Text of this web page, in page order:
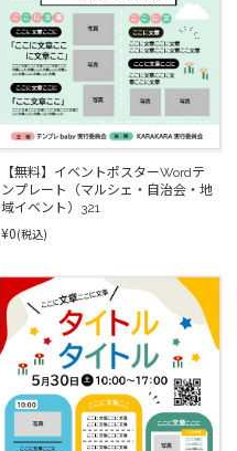
【無料】イベントポスターWordテ
ンプレート（マルシェ・自治会・地
域イベント）321
¥0(税込)